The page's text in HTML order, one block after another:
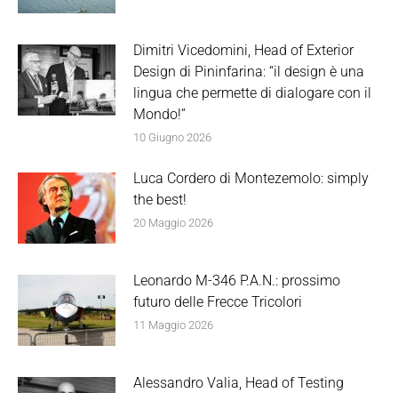
Dimitri Vicedomini, Head of Exterior
Design di Pininfarina: “il design è una
lingua che permette di dialogare con il
Mondo!”
10 Giugno 2026
Luca Cordero di Montezemolo: simply
the best!
20 Maggio 2026
Leonardo M-346 P.A.N.: prossimo
futuro delle Frecce Tricolori
11 Maggio 2026
Alessandro Valia, Head of Testing